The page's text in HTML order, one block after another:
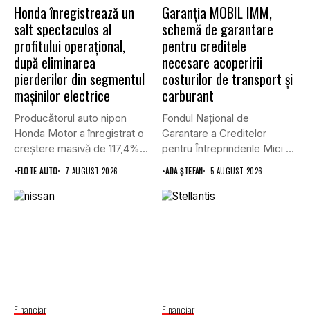
Honda înregistrează un
salt spectaculos al
profitului operațional,
după eliminarea
pierderilor din segmentul
mașinilor electrice
Producătorul auto nipon
Honda Motor a înregistrat o
creștere masivă de 117,4%...
•FLOTE AUTO 7 AUGUST 2026
Garanţia MOBIL IMM,
schemă de garantare
pentru creditele
necesare acoperirii
costurilor de transport şi
carburant
Fondul Național de
Garantare a Creditelor
pentru Întreprinderile Mici și
Mijlocii (FNGCIMM)...
•ADA ȘTEFAN 5 AUGUST 2026
Financiar Financiar